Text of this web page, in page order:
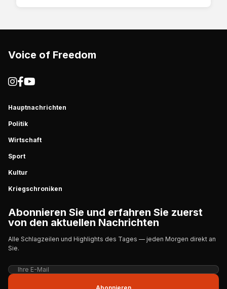
Voice of Freedom
Hauptnachrichten
Politik
Wirtschaft
Sport
Kultur
Kriegschroniken
Abonnieren Sie und erfahren Sie zuerst
von den aktuellen Nachrichten
Alle Schlagzeilen und Highlights des Tages — jeden Morgen direkt an
Sie.